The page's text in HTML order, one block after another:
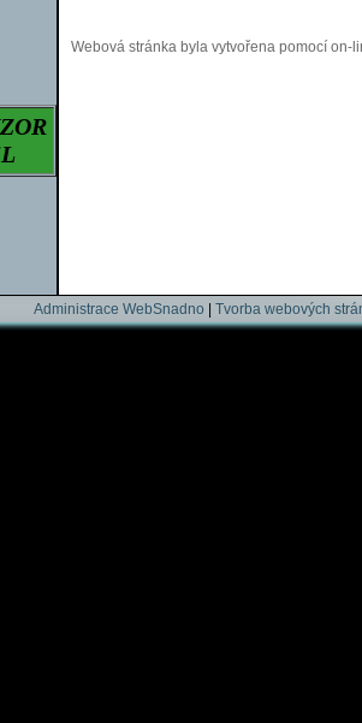
Webová stránka byla vytvořena pomocí
Administrace WebSnadno Tvorba webových